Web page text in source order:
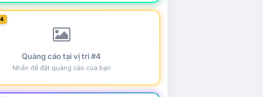
Quảng cáo tại vị trí #4
Nhấn để đặt quảng cáo của bạn